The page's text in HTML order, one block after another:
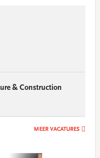
& Construction
MEER VACATURES